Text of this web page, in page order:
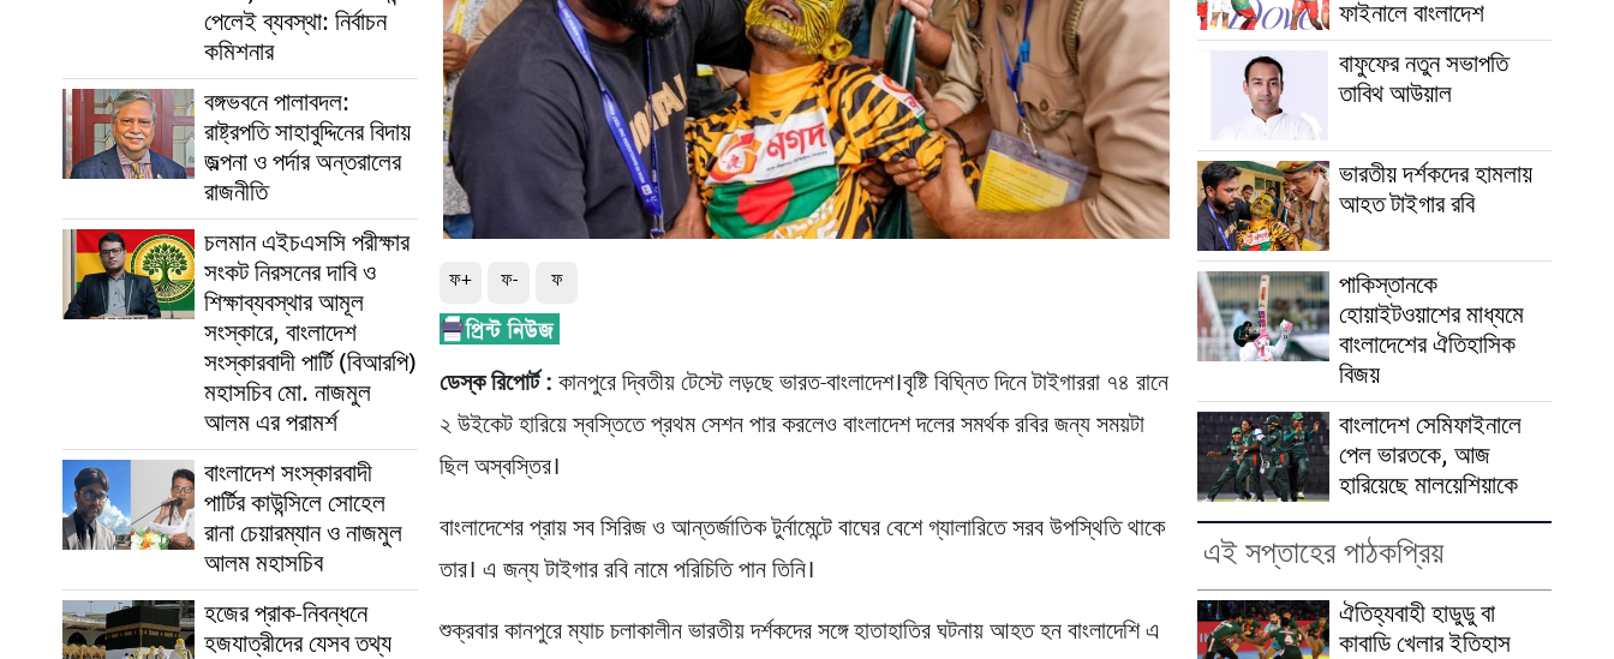
পেলেই ব্যবস্থা: নির্বাচন
কমিশনার
বঙ্গভবনে পালাবদল:
রাষ্ট্রপতি সাহাবুদ্দিনের বিদায়
জল্পনা ও পর্দার অন্তরালের
রাজনীতি
চলমান এইচএসসি পরীক্ষার
সংকট নিরসনের দাবি ও
শিক্ষাব্যবস্থার আমূল
সংস্কারে, বাংলাদেশ
সংস্কারবাদী পার্টি (বিআরপি)
মহাসচিব মো. নাজমুল
আলম এর পরামর্শ
বাংলাদেশ সংস্কারবাদী
পার্টির কাউন্সিলে সোহেল
রানা চেয়ারম্যান ও নাজমুল
আলম মহাসচিব
হজের প্রাক-নিবন্ধনে
হজযাত্রীদের যেসব তথ্য
ফ+ ফ- ফ
ডেস্ক রিপোর্ট :কানপুরে দ্বিতীয় টেস্টে লড়ছে ভারত-বাংলাদেশ।বৃষ্টি বিঘ্নিত দিনে টাইগাররা ৭৪ রানে
২ উইকেট হারিয়ে স্বস্তিতে প্রথম সেশন পার করলেও বাংলাদেশ দলের সমর্থক রবির জন্য সময়টা
ছিল অস্বস্তির।
বাংলাদেশের প্রায় সব সিরিজ ও আন্তর্জাতিক টুর্নামেন্টে বাঘের বেশে গ্যালারিতে সরব উপস্থিতি থাকে
তার। এ জন্য টাইগার রবি নামে পরিচিতি পান তিনি।
শুক্রবার কানপুরে ম্যাচ চলাকালীন ভারতীয় দর্শকদের সঙ্গে হাতাহাতির ঘটনায় আহত হন বাংলাদেশি এ
ফাইনালে বাংলাদেশ
বাফুফের নতুন সভাপতি
তাবিথ আউয়াল
ভারতীয় দর্শকদের হামলায়
আহত টাইগার রবি
পাকিস্তানকে
হোয়াইটওয়াশের মাধ্যমে
বাংলাদেশের ঐতিহাসিক
বিজয়
বাংলাদেশ সেমিফাইনালে
পেল ভারতকে, আজ
হারিয়েছে মালয়েশিয়াকে
এই সপ্তাহের পাঠকপ্রিয়
ঐতিহ্যবাহী হাডুডু বা
কাবাডি খেলার ইতিহাস